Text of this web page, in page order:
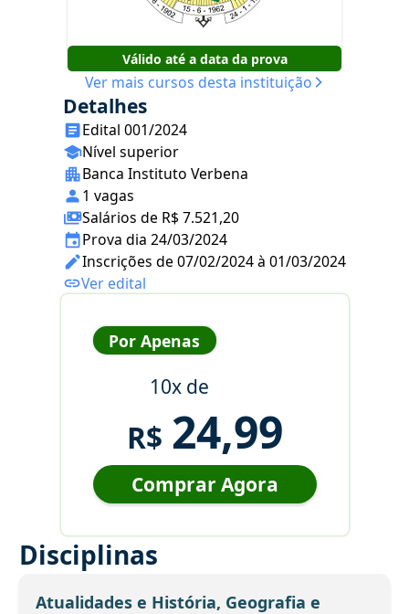
Válido até a data da prova
Ver mais cursos desta instituição
Detalhes
Edital 001/2024
Nível superior
Banca Instituto Verbena
1 vagas
Salários de R$ 7.521,20
Prova dia 24/03/2024
Inscrições de 07/02/2024 à 01/03/2024
Ver edital
Por Apenas
10x de
R$ 24,99
Comprar Agora
Disciplinas
Atualidades e História, Geografia e